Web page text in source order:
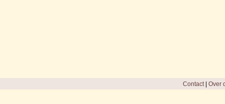
Contact| Over